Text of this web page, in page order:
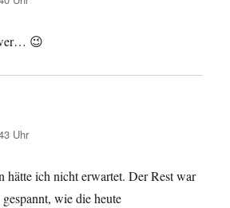
😉
Uhr
hätte ich nicht erwartet. Der Rest war
wie die heute